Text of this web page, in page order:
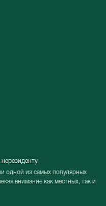
одной из самых популярных
внимание как местных, так и